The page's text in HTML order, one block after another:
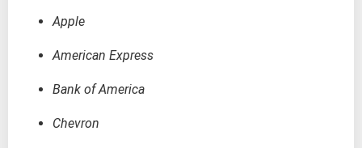
Apple
American Express
Bank of America
Chevron